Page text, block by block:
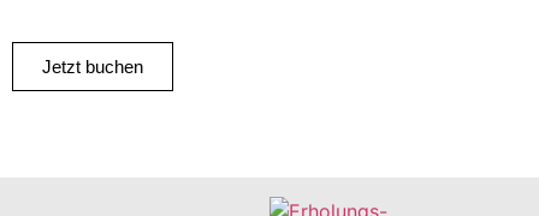
Jetzt buchen